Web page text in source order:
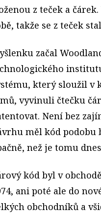
z teček a
takže se z teček
začal
který sloužil v
vyvinuli čtečku
Není bez
měl kód podobu
než je tomu
kód byl v
ani poté ale do
obchodníků a